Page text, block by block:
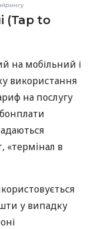
(Tap to
на мобільний і
використання
на послугу
«термінал в
у випадку